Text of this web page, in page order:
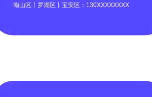
南山区丨罗湖区丨宝安区：130XXXXXXXX